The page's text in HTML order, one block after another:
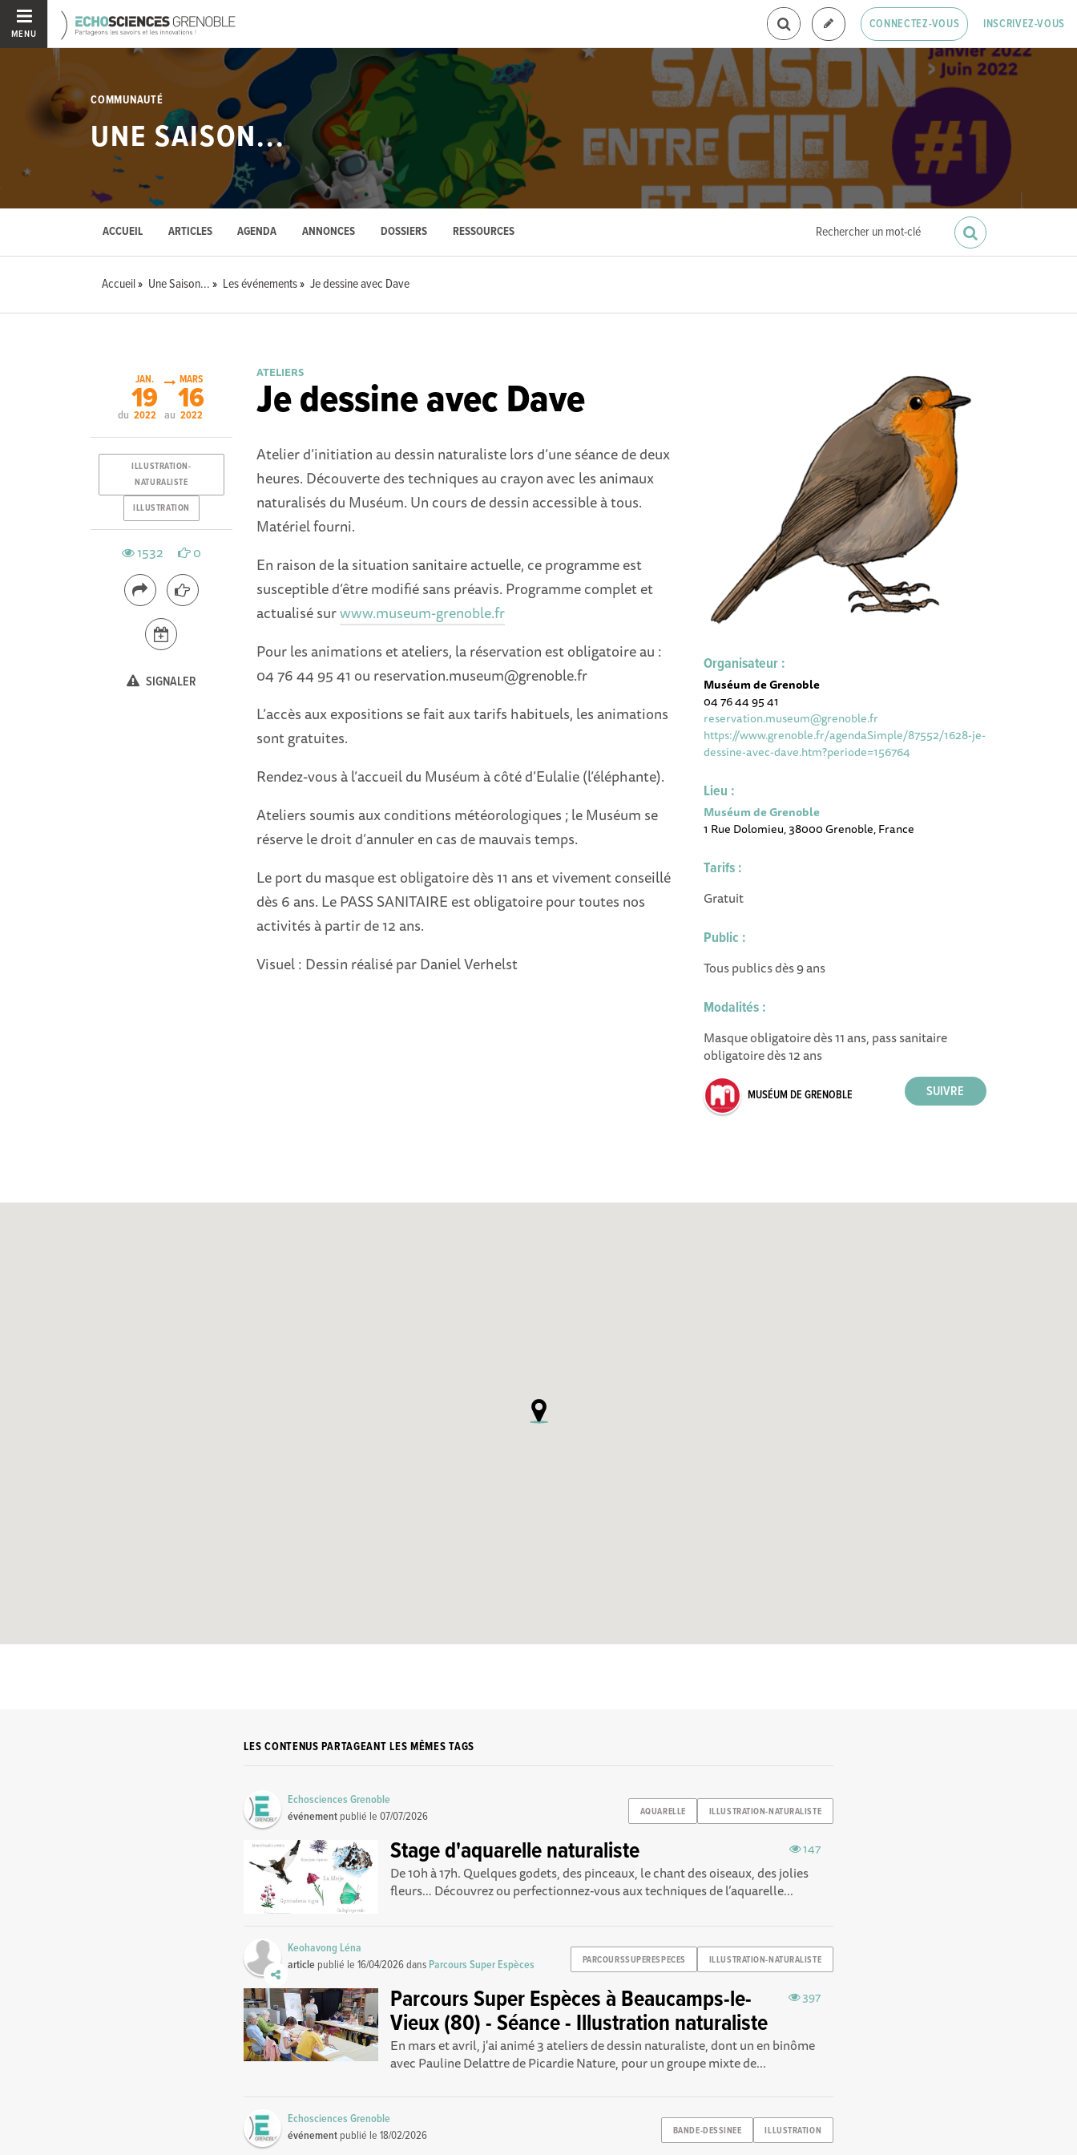
MENU
CONNECTEZ-VOUS INSCRIVEZ-VOUS
COMMUNAUTÉ
UNE SAISON...
ACCUEIL ARTICLES AGENDA ANNONCES DOSSIERS RESSOURCES
Accueil Une Saison... Les événements Je dessine avec Dave
ATELIERS
Je dessine avec Dave
Atelier d’initiation au dessin naturaliste lors d’une séance de deux
heures. Découverte des techniques au crayon avec les animaux
naturalisés du Muséum. Un cours de dessin accessible à tous.
Matériel fourni.
En raison de la situation sanitaire actuelle, ce programme est
susceptible d’être modifié sans préavis. Programme complet et
actualisé surwww.museum-grenoble.fr
Pour les animations et ateliers, la réservation est obligatoire au :
04 76 44 95 41 ou reservation.museum@grenoble.fr
L’accès aux expositions se fait aux tarifs habituels, les animations
sont gratuites.
Rendez-vous à l’accueil du Muséum à côté d’Eulalie (l’éléphante).
Ateliers soumis aux conditions météorologiques ; le Muséum se
réserve le droit d’annuler en cas de mauvais temps.
Le port du masque est obligatoire dès 11 ans et vivement conseillé
dès 6 ans. Le PASS SANITAIRE est obligatoire pour toutes nos
activités à partir de 12 ans.
Visuel : Dessin réalisé par Daniel Verhelst
Organisateur :
Muséum de Grenoble
04 76 44 95 41
reservation.museum@grenoble.fr
https://www.grenoble.fr/agendaSimple/87552/1628-je-
dessine-avec-dave.htm?periode=156764
Lieu :
Muséum de Grenoble
1 Rue Dolomieu, 38000 Grenoble, France
Tarifs :
Gratuit
Public :
Tous publics dès 9 ans
Modalités :
Masque obligatoire dès 11 ans, pass sanitaire
obligatoire dès 12 ans
MUSÉUM DE GRENOBLE
du
JAN.
19
2022 au
MARS
16
2022
ILLUSTRATION-
NATURALISTE
ILLUSTRATION
1532 0
SIGNALER
LES CONTENUS PARTAGEANT LES MÊMES TAGS
AQUARELLE ILLUSTRATION-NATURALISTE
Echosciences Grenoble
événement publié le07/07/2026
147
Stage d'aquarelle naturaliste
De 10h à 17h. Quelques godets, des pinceaux, le chant des oiseaux, des jolies
fleurs… Découvrez ou perfectionnez-vous aux techniques de l’aquarelle...
PARCOURSSUPERESPECES ILLUSTRATION-NATURALISTE
Keohavong Léna
article publié le16/04/2026dans Parcours Super Espèces
397
Parcours Super Espèces à Beaucamps-le-
Vieux (80) - Séance - Illustration naturaliste
En mars et avril, j'ai animé 3 ateliers de dessin naturaliste, dont un en binôme
avec Pauline Delattre de Picardie Nature, pour un groupe mixte de...
BANDE-DESSINEE ILLUSTRATION
Echosciences Grenoble
événement publié le18/02/2026